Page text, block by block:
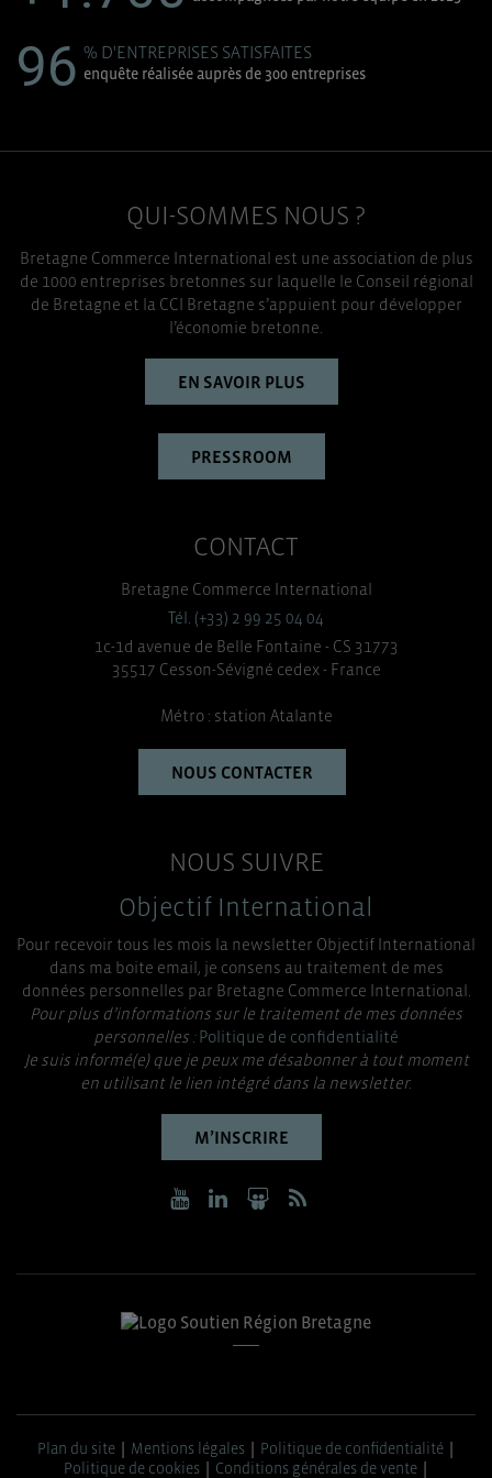
96 % D'ENTREPRISES SATISFAITES
enquête réalisée auprès de 300 entreprises
QUI-SOMMES NOUS ?
Bretagne Commerce International est une association de plus
de 1000 entreprises bretonnes sur laquelle le Conseil régional
de Bretagne et la CCI Bretagne s’appuient pour développer
l’économie bretonne.
EN SAVOIR PLUS
PRESSROOM
CONTACT
Bretagne Commerce International
Tél. (+33) 2 99 25 04 04
1c-1d avenue de Belle Fontaine - CS 31773
35517 Cesson-Sévigné cedex - France
Métro : station Atalante
NOUS CONTACTER
NOUS SUIVRE
Objectif International
Pour recevoir tous les mois la newsletter Objectif International
dans ma boite email, je consens au traitement de mes
données personnelles par Bretagne Commerce International.
Pour plus d’informations sur le traitement de mes données
personnelles :Politique de confidentialité
Je suis informé(e) que je peux me désabonner à tout moment
en utilisant le lien intégré dans la newsletter.
M’INSCRIRE
Plan du site Mentions légales
Politique de confidentialité
Politique de cookies
Conditions générales de vente